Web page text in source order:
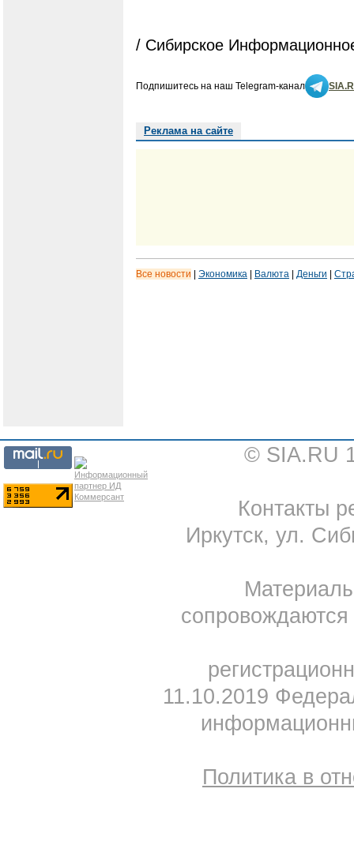
/ Сибирское
Подпишитесь на наш Telegram-канал
Реклама на сайте
Все новости Экономика Валюта Деньги
© SIA.RU
Контакты
Иркутск, ул.
11.10.2019
Политика в